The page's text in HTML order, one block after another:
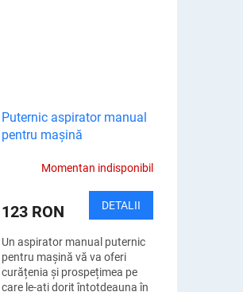
Puternic aspirator manual
pentru mașină
Momentan indisponibil
123 RON DETALII
Un aspirator manual puternic
pentru mașină vă va oferi
curățenia și prospețimea pe
care le-ați dorit întotdeauna în